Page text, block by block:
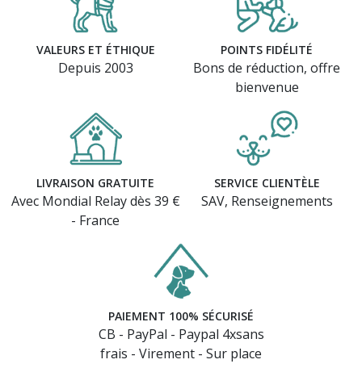
VALEURS ET ÉTHIQUE
Depuis 2003
POINTS FIDÉLITÉ
Bons de réduction, offre
bienvenue
LIVRAISON GRATUITE
Avec Mondial Relay dès 39 €
- France
SERVICE CLIENTÈLE
SAV, Renseignements
PAIEMENT 100% SÉCURISÉ
CB - PayPal - Paypal 4xsans
frais - Virement - Sur place